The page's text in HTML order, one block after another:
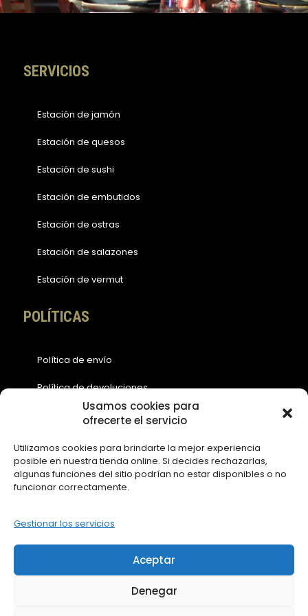
Usamos cookies para
ofrecerte el servicio
Utilizamos cookies para brindarte la mejor experiencia
posible en nuestra tienda online. Si decides rechazarlas,
algunas funciones del sitio podrían no estar disponibles o no
funcionar correctamente.
Gestionar los servicios
Aceptar
Denegar
k a
SERVICIOS
Estación de jamón
Estación de quesos
Estación de sushi
Estación de embutidos
Estación de ostras
Estación de salazones
Estación de vermut
POLÍTICAS
Política de envío
Política de devoluciones
Política de cookies (EU)
Política de privacidad
Aviso legal
Mi Cuenta